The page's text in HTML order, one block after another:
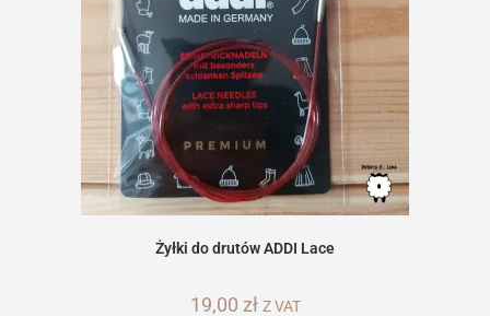
Żyłki do drutów ADDI Lace
19,00 zł Z VAT